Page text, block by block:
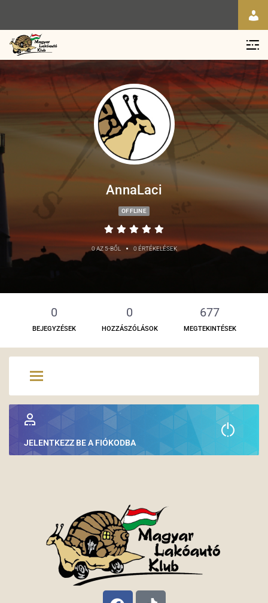
AnnaLaci
OFFLINE
0 AZ 5-BŐL • 0 ÉRTÉKELÉSEK
0
BEJEGYZÉSEK
0
HOZZÁSZÓLÁSOK
677
MEGTEKINTÉSEK
JELENTKEZZ BE A FIÓKODBA